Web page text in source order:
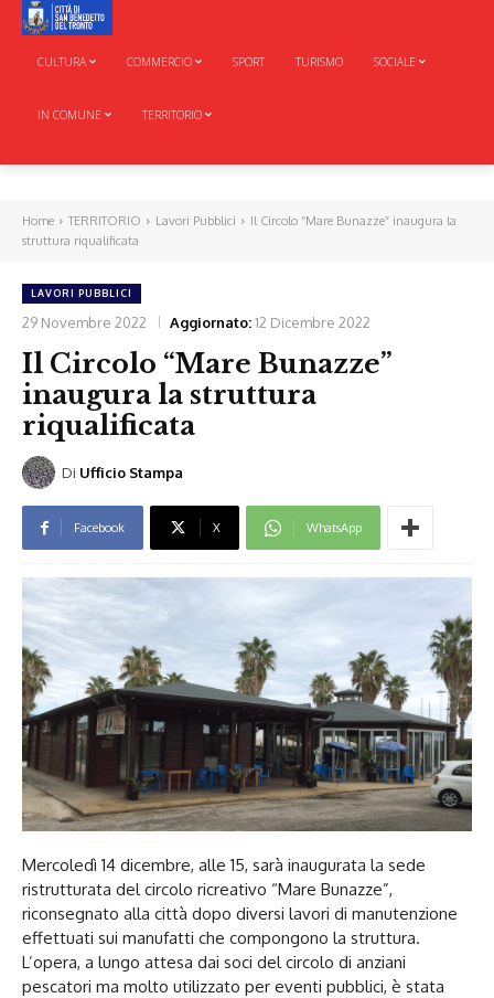
CULTURA COMMERCIO SPORT TURISMO SOCIALE
IN COMUNE TERRITORIO
Home TERRITORIO Lavori Pubblici
Il Circolo “Mare Bunazze” inaugura la
struttura riqualificata
LAVORI PUBBLICI
29 Novembre 2022 Aggiornato:12 Dicembre 2022
Il Circolo “Mare Bunazze”
inaugura la struttura
riqualificata
Di Ufficio Stampa
Facebook X WhatsApp
Mercoledì 14 dicembre, alle 15, sarà inaugurata la sede
ristrutturata del circolo ricreativo “Mare Bunazze”,
riconsegnato alla città dopo diversi lavori di manutenzione
effettuati sui manufatti che compongono la struttura.
L’opera, a lungo attesa dai soci del circolo di anziani
pescatori ma molto utilizzato per eventi pubblici, è stata